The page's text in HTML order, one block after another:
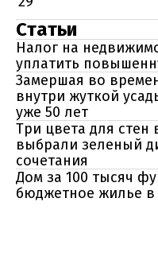
Статьи
Налог на
уплатить
Замершая во
внутри жуткой
уже 50 лет
Три цвета для стен
выбрали зеленый
сочетания
Дом за 100 тысяч
бюджетное жилье в